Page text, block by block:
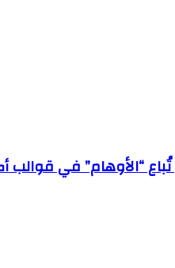
“الأوهام” في قوالب